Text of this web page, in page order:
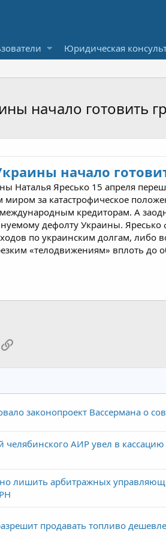
Юридическая
начало готовить
начало
Наталья Яресько 15 апреля
миром за катастрофическое
кредиторам. А
дефолту Украины.
по украинским долгам,
«телодвижениям» вплоть
почта
Ссылка
законопроект Вассермана о
АИР увел в кассацию
лишить арбитражных
продавать топливо